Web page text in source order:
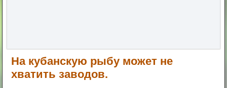
На кубанскую рыбу может не
хватить заводов.